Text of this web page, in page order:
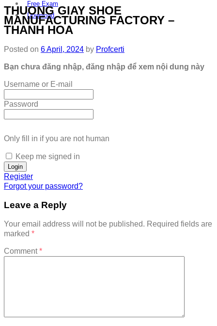
Free Exam
Download
THUONG GIAY SHOE
MANUFACTURING FACTORY –
THANH HOA
Posted on 6 April, 2024 by Profcerti
Bạn chưa đăng nhập, đăng nhập để xem nội dung này
Username or E-mail
Password
Only fill in if you are not human
Keep me signed in
Register
Forgot your password?
Leave a Reply
Your email address will not be published. Required fields are
marked *
Comment*